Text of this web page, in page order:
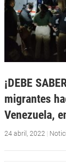
¡DEBE
migrantes
Venezuela,
24 abril, 2022 |